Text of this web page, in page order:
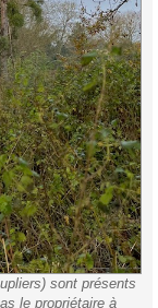
sont présents
le propriétaire à